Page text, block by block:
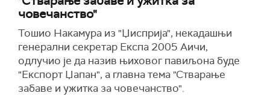
човечанство"
Тошио Накамура из "Џисприја", некадашњи
генерални секретар Експа 2005 Аичи,
одлучио је да назив њиховог павиљона буде
"Експорт Џапан", а главна тема "Стварање
забаве и ужитка за човечанство".